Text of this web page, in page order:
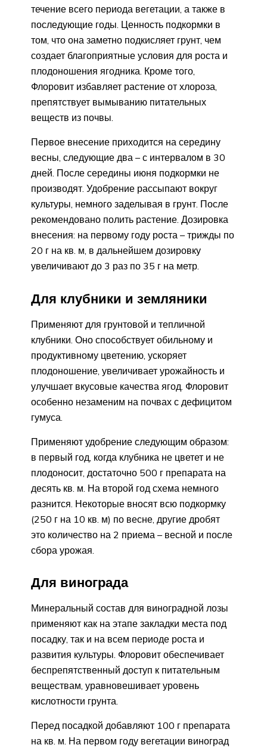
течение всего периода вегетации, а также в
последующие годы. Ценность подкормки в
том, что она заметно подкисляет грунт, чем
создает благоприятные условия для роста и
плодоношения ягодника. Кроме того,
Флоровит избавляет растение от хлороза,
препятствует вымыванию питательных
веществ из почвы.
Первое внесение приходится на середину
весны, следующие два – с интервалом в 30
дней. После середины июня подкормки не
производят. Удобрение рассыпают вокруг
культуры, немного заделывая в грунт. После
рекомендовано полить растение. Дозировка
внесения: на первому году роста – трижды по
20 г на кв. м, в дальнейшем дозировку
увеличивают до 3 раз по 35 г на метр.
Для клубники и земляники
Применяют для грунтовой и тепличной
клубники. Оно способствует обильному и
продуктивному цветению, ускоряет
плодоношение, увеличивает урожайность и
улучшает вкусовые качества ягод. Флоровит
особенно незаменим на почвах с дефицитом
гумуса.
Применяют удобрение следующим образом:
в первый год, когда клубника не цветет и не
плодоносит, достаточно 500 г препарата на
десять кв. м. На второй год схема немного
разнится. Некоторые вносят всю подкормку
(250 г на 10 кв. м) по весне, другие дробят
это количество на 2 приема – весной и после
сбора урожая.
Для винограда
Минеральный состав для виноградной лозы
применяют как на этапе закладки места под
посадку, так и на всем периоде роста и
развития культуры. Флоровит обеспечивает
беспрепятственный доступ к питательным
веществам, уравновешивает уровень
кислотности грунта.
Перед посадкой добавляют 100 г препарата
на кв. м. На первом году вегетации виноград